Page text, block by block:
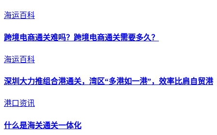
海运百科
跨境电商通关难吗？跨境电商通关需要多久？
海运百科
深圳大力推组合港通关，湾区“多港如一港”，效率比肩自贸港
港口资讯
什么是海关通关一体化